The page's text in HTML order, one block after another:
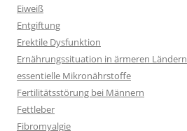
Eiweiß
Entgiftung
Erektile Dysfunktion
Ernährungssituation in ärmeren Ländern
essentielle Mikronährstoffe
Fertilitätsstörung bei Männern
Fettleber
Fibromyalgie